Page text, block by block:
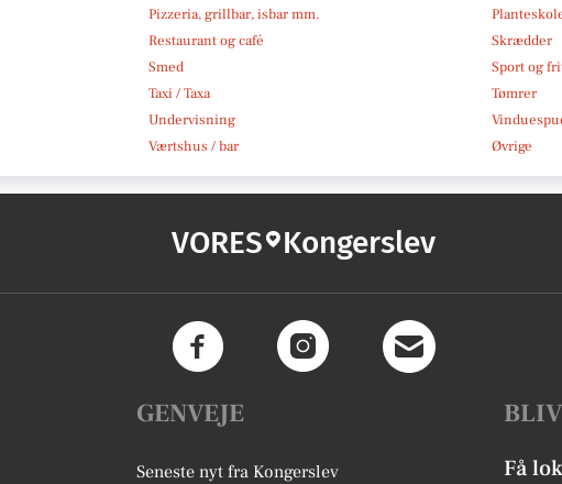
Pizzeria, grillbar, isbar mm.
Restaurant og café
Skrædder
Smed
Sport og
Taxi / Taxa
Tømrer
Undervisning
Værtshus / bar Øvrige
VORES Kongerslev
GENVEJE
Seneste nyt fra Kongerslev Få